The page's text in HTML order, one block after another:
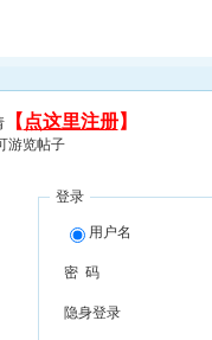
【 点这里注册】
游览帖子
登录
用户名
密 码
隐身登录